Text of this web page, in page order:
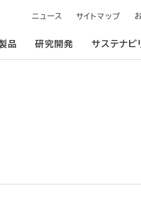
品 研究開発 サステナビ
ニュース サイトマップ